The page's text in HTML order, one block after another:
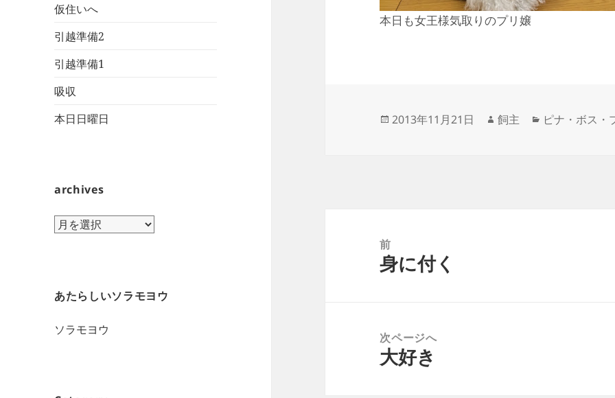
仮住いへ
引越準備2
引越準備1
吸収
本日日曜日
archives
archives
あたらしいソラモヨウ
ソラモヨウ
本日も女王様気取りのプリ嬢
投
2013年11月21日
作
飼主
カ
ピナ・ボス・
前
前
身に付く
次ページへ
次
大好き